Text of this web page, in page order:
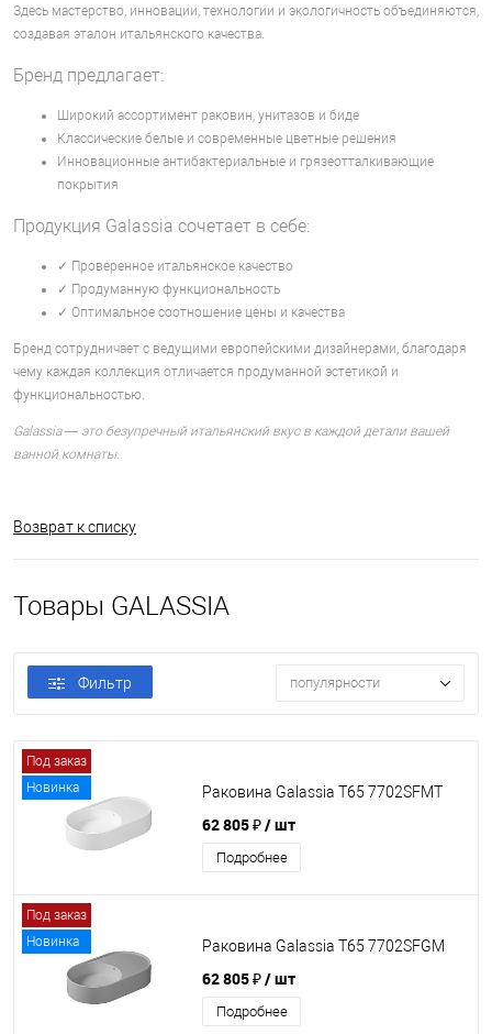
Здесь мастерство, инновации, технологии и экологичность объединяются,
создавая эталон итальянского качества.
Бренд предлагает:
Широкий ассортимент раковин, унитазов и биде
Классические белые и современные цветные решения
Инновационные антибактериальные и грязеотталкивающие
покрытия
Продукция Galassia сочетает в себе:
✓ Проверенное итальянское качество
✓ Продуманную функциональность
✓ Оптимальное соотношение цены и качества
Бренд сотрудничает с ведущими европейскими дизайнерами, благодаря
чему каждая коллекция отличается продуманной эстетикой и
функциональностью.
Galassia — это безупречный итальянский вкус в каждой детали вашей
ванной комнаты.
Возврат к списку
Товары GALASSIA
Фильтр популярности
Под заказ
Новинка
Раковина Galassia T65 7702SFMT
62 805 ₽/ шт
Подробнее
Под заказ
Новинка
Раковина Galassia T65 7702SFGM
62 805 ₽/ шт
Подробнее